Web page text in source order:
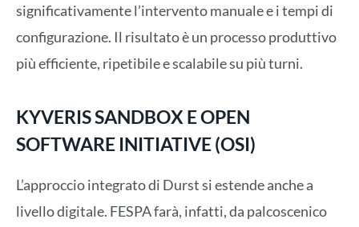
significativamente l’intervento manuale e i tempi di
configurazione. Il risultato è un processo produttivo
più efficiente, ripetibile e scalabile su più turni.
KYVERIS SANDBOX E OPEN
SOFTWARE INITIATIVE (OSI)
L’approccio integrato di Durst si estende anche a
livello digitale. FESPA farà, infatti, da palcoscenico